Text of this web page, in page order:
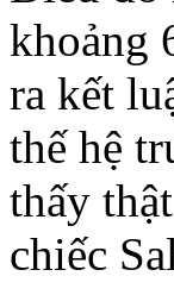
khoảng
ra kết
thế hệ
thấy
chiếc